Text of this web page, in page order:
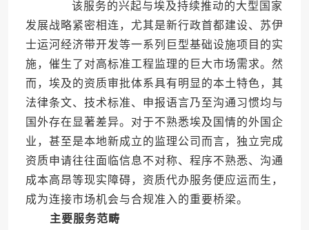
该服务的兴起与埃及持续推动的大型国家
发展战略紧密相连，尤其是新行政首都建设、苏伊
士运河经济带开发等一系列巨型基础设施项目的实
施，催生了对高标准工程监理的巨大市场需求。然
而，埃及的资质审批体系具有明显的本土特色，其
法律条文、技术标准、申报语言乃至沟通习惯均与
国外存在显著差异。对于不熟悉埃及国情的外国企
业，甚至是本地新成立的监理公司而言，独立完成
资质申请往往面临信息不对称、程序不熟悉、沟通
成本高昂等现实障碍，资质代办服务便应运而生，
成为连接市场机会与合规准入的重要桥梁。
主要服务范畴